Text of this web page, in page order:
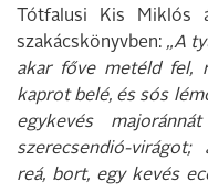
Tótfalusi Kis Miklós
szakácskönyvben: „A
akar főve metéld fel,
kaprot belé, és sós
egykevés
szerecsendió-
reá, bort, egy kevés